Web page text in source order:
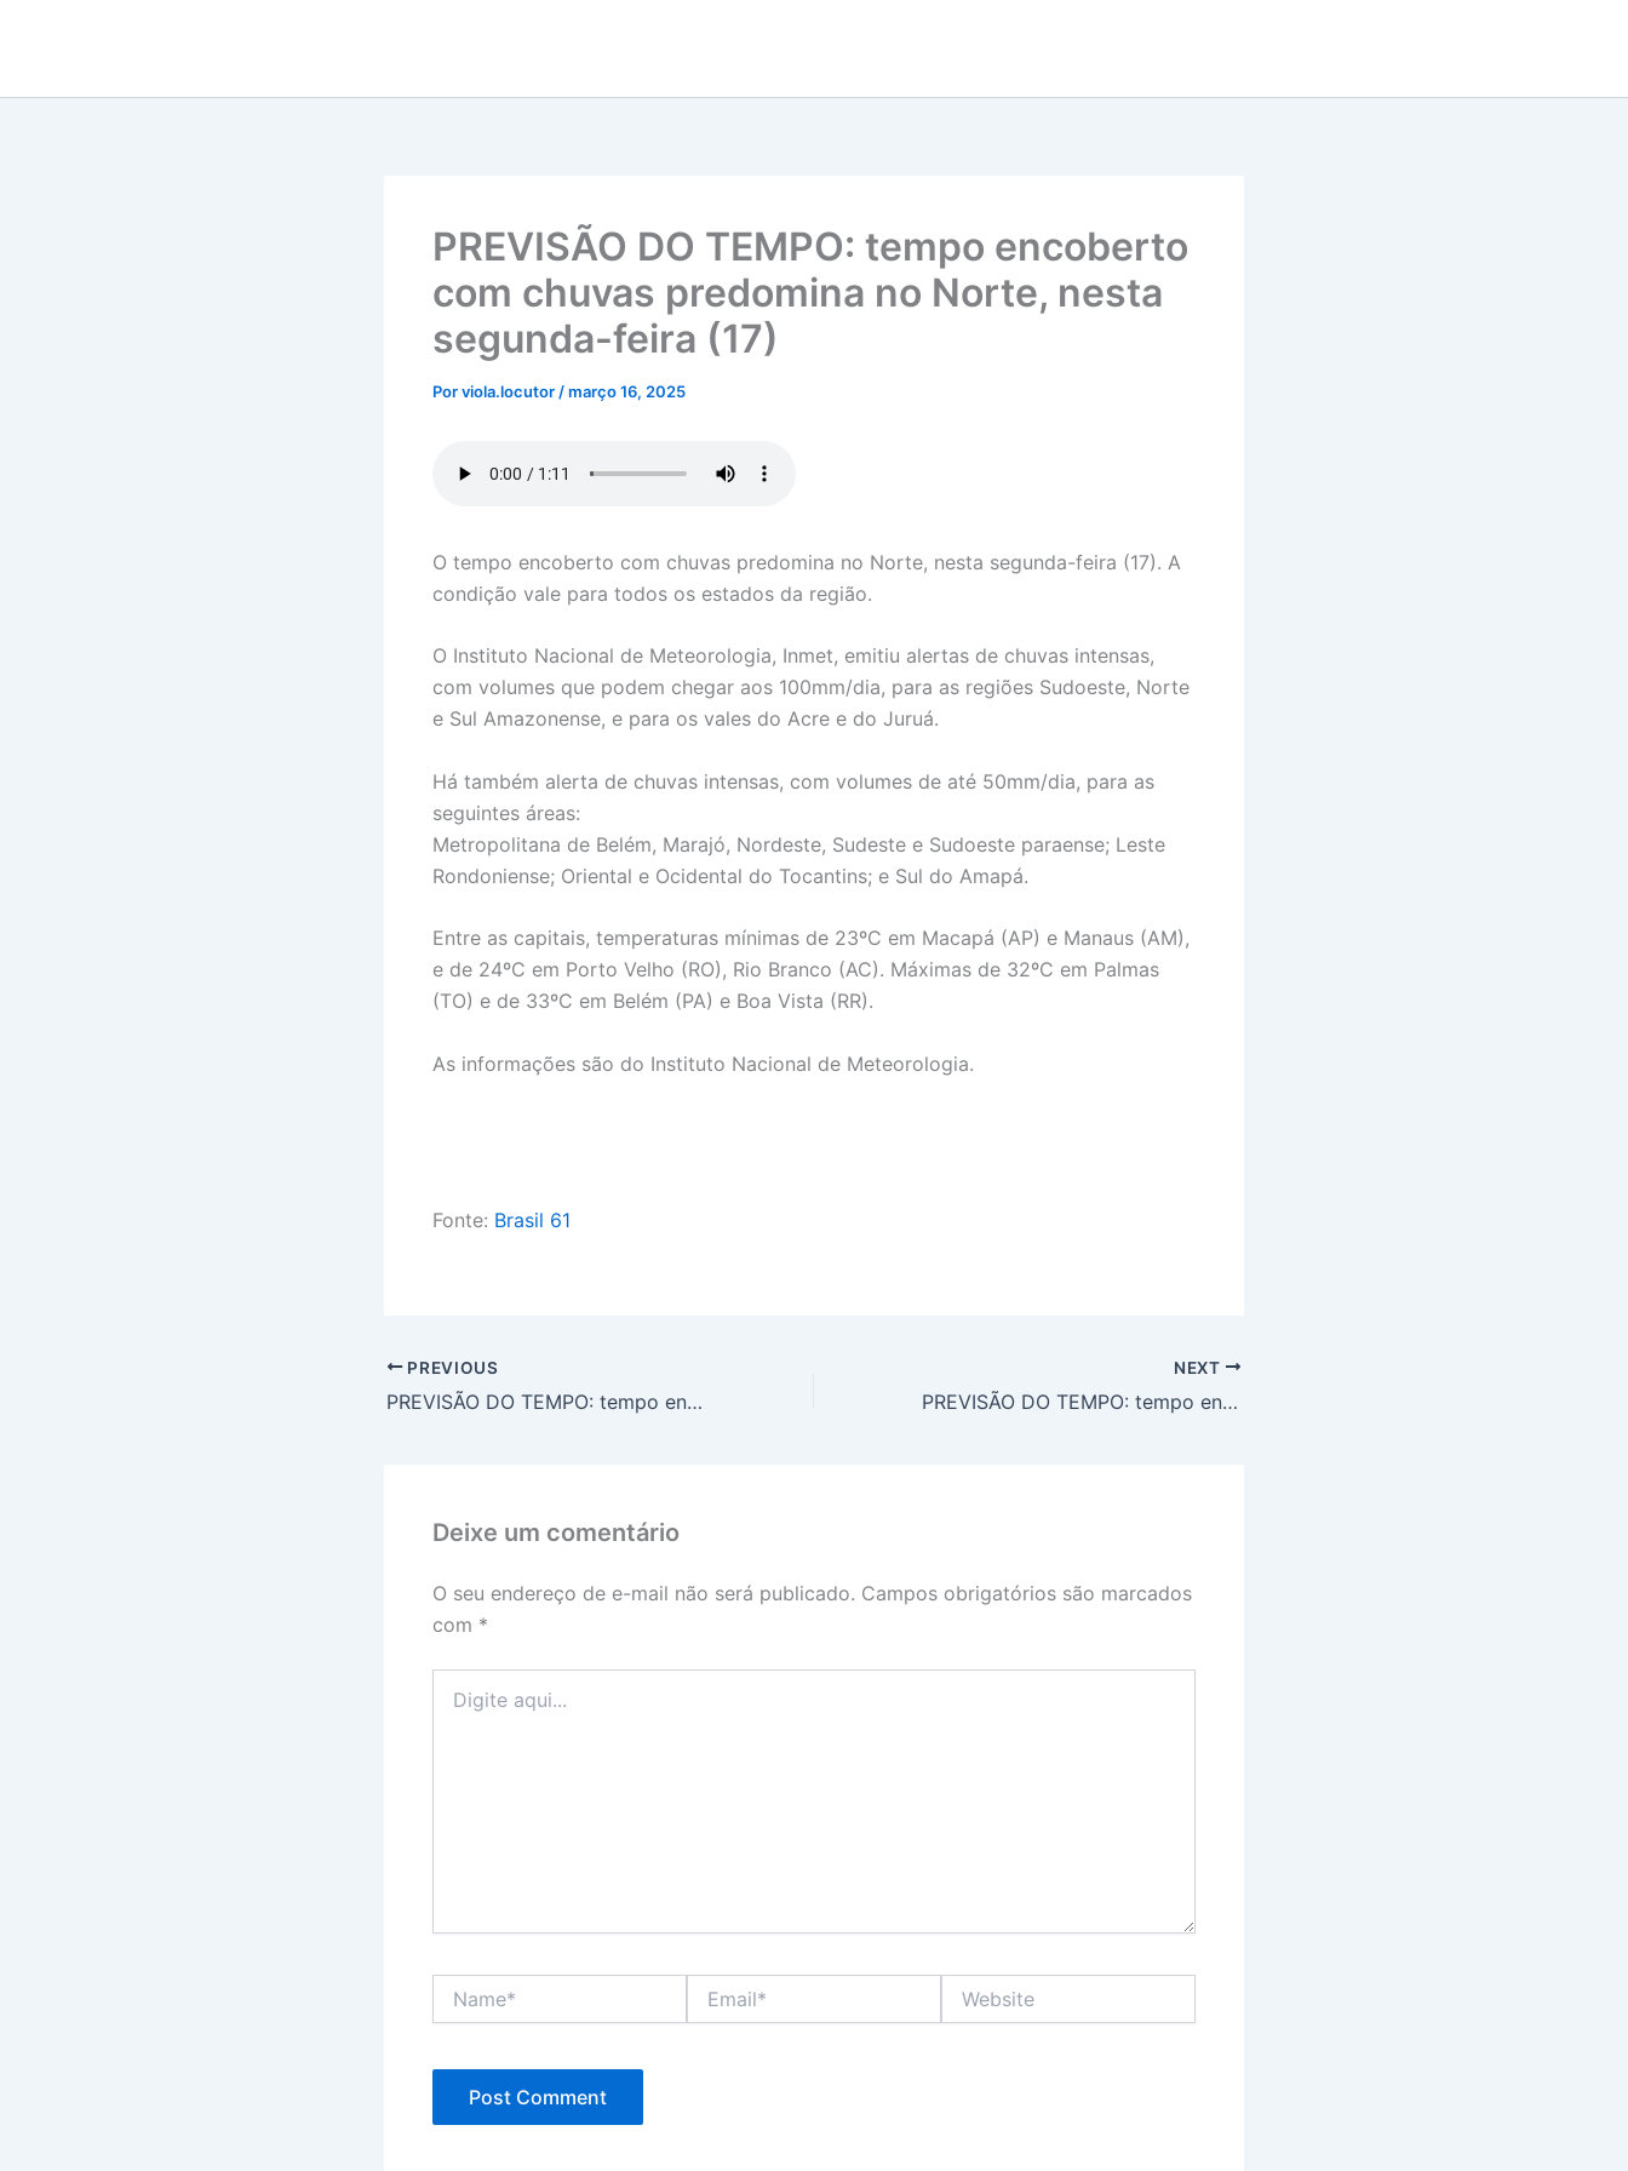
PREVISÃO DO TEMPO: tempo encoberto
com chuvas predomina no Norte, nesta
segunda-feira (17)
Porviola.locutor /março 16, 2025
O tempo encoberto com chuvas predomina no Norte, nesta segunda-feira (17). A
condição vale para todos os estados da região.
O Instituto Nacional de Meteorologia, Inmet, emitiu alertas de chuvas intensas,
com volumes que podem chegar aos 100mm/dia, para as regiões Sudoeste, Norte
e Sul Amazonense, e para os vales do Acre e do Juruá.
Há também alerta de chuvas intensas, com volumes de até 50mm/dia, para as
seguintes áreas:
Metropolitana de Belém, Marajó, Nordeste, Sudeste e Sudoeste paraense; Leste
Rondoniense; Oriental e Ocidental do Tocantins; e Sul do Amapá.
Entre as capitais, temperaturas mínimas de 23ºC em Macapá (AP) e Manaus (AM),
e de 24ºC em Porto Velho (RO), Rio Branco (AC). Máximas de 32ºC em Palmas
(TO) e de 33ºC em Belém (PA) e Boa Vista (RR).
As informações são do Instituto Nacional de Meteorologia.
Fonte: Brasil 61
PREVIOUS
PREVISÃO DO TEMPO: tempo encoberto na região Nordeste, nesta segunda-feira (17)
NEXT
PREVISÃO DO TEMPO: tempo encoberto com chuvas predomina no Norte, nesta segunda-feira (17)
Deixe um comentário
O seu endereço de e-mail não será publicado. Campos obrigatórios são marcados
com *
aqui...